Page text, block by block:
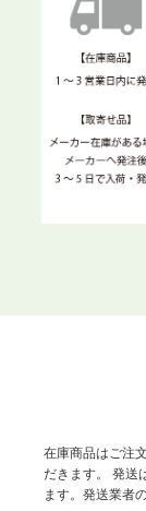
在庫商品はご注
だきます。
発送
ます。発送業者